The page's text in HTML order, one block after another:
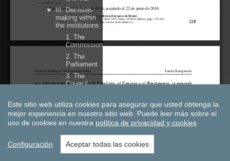
Este sitio web utiliza cookies para asegurar que usted obtenga la
mejor experiencia en nuestro sitio web. Puede leer más sobre el
uso de cookies en nuestra política de privacidad y cookies
Configuración Aceptar todas las cookies